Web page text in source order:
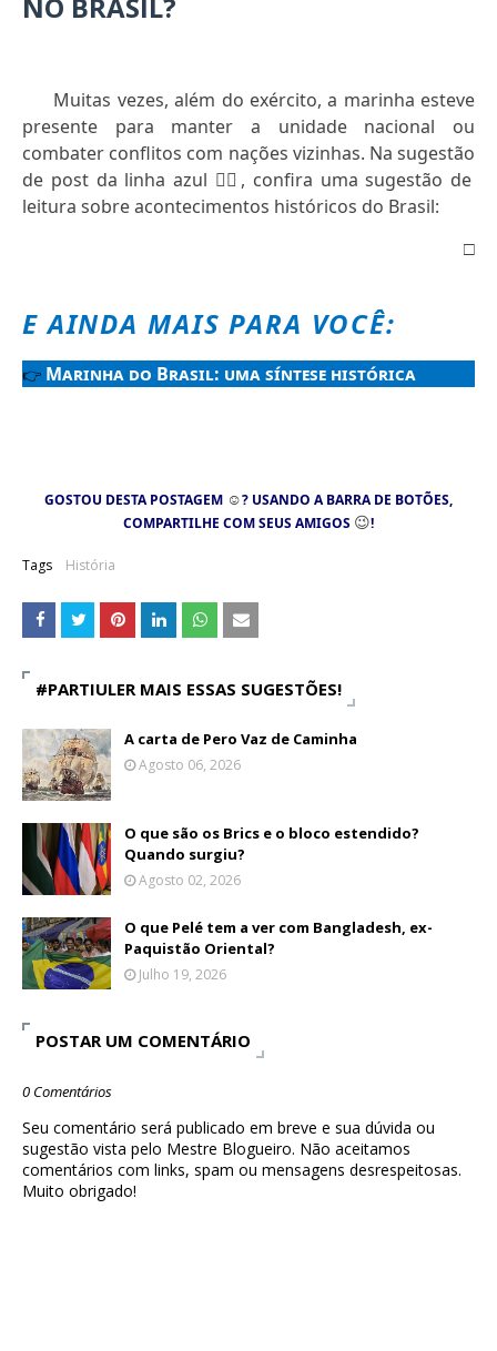
NO BRASIL?
Muitas vezes, além do exército, a marinha esteve
presente para manter a unidade nacional ou
combater conflitos com nações vizinhas. Na sugestão
de post da linha azul 👇🏻 , confira uma sugestão de
leitura sobre acontecimentos históricos do Brasil:
□
E AINDA MAIS PARA VOCÊ:
👉 Marinha do Brasil: uma síntese histórica
GOSTOU DESTA POSTAGEM ☺? USANDO A BARRA DE BOTÕES,
COMPARTILHE COM SEUS AMIGOS 😉!
Tags História
#PARTIULER MAIS ESSAS SUGESTÕES!
A carta de Pero Vaz de Caminha
Agosto 06, 2026
O que são os Brics e o bloco estendido?
Quando surgiu?
Agosto 02, 2026
O que Pelé tem a ver com Bangladesh, ex-
Paquistão Oriental?
Julho 19, 2026
POSTAR UM COMENTÁRIO
0 Comentários
Seu comentário será publicado em breve e sua dúvida ou
sugestão vista pelo Mestre Blogueiro. Não aceitamos
comentários com links, spam ou mensagens desrespeitosas.
Muito obrigado!